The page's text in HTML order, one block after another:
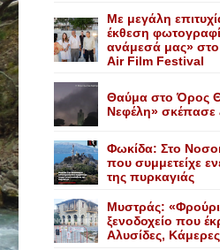
Με μεγάλη
έκθεση
ανάμεσά μας» στο
Air Film Festival
Θαύμα στο Όρος
Nεφέλη» σκέπασε
Φωκίδα: Στο
που συμμετείχε
της πυρκαγιάς
Mυστράς:
ξενοδοχείο που
Aλυσίδες,